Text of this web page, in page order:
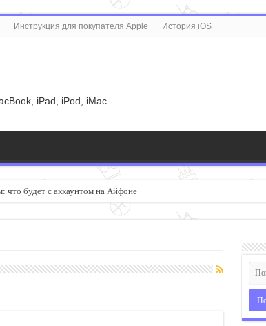
Инструкция для покупателя Apple История iOS
iPad, iPod, iMac
будет с аккаунтом на Айфоне